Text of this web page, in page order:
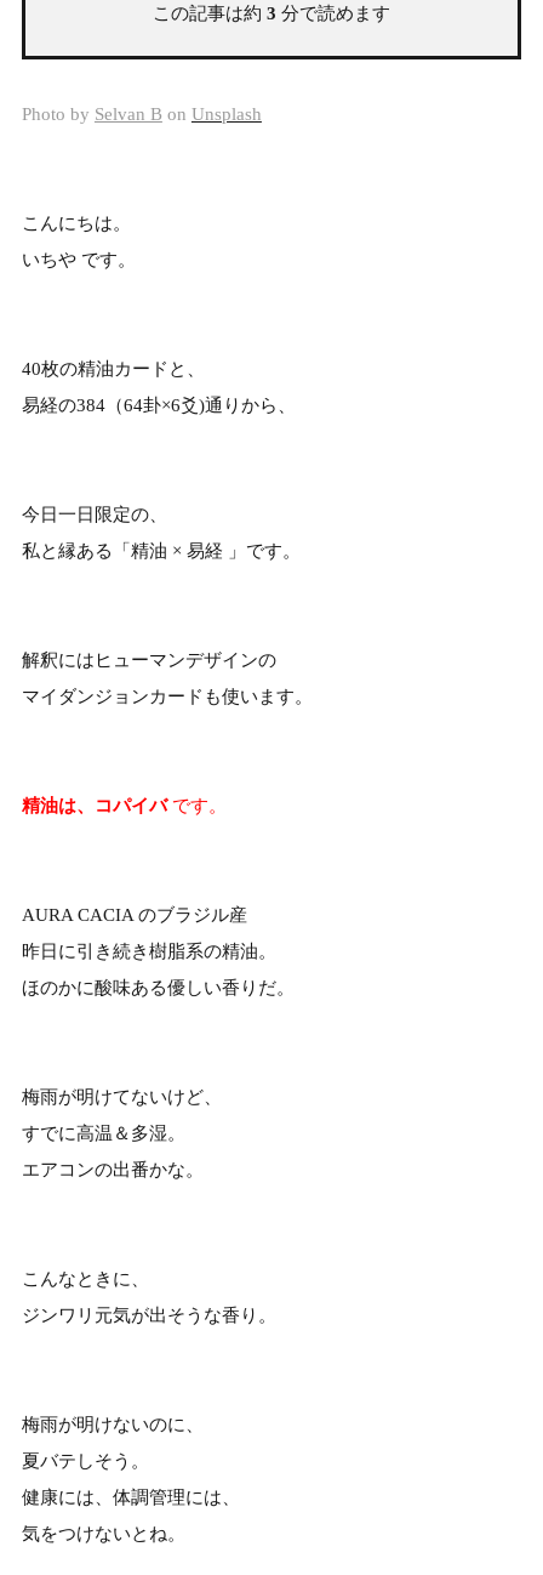
この記事は約 3 分で読めます
Photo by Selvan B on Unsplash
こんにちは。
いちや です。
40枚の精油カードと、
易経の384（64卦×6爻)通りから、
今日一日限定の、
私と縁ある「精油 × 易経 」です。
解釈にはヒューマンデザインの
マイダンジョンカードも使います。
精油は、コパイバです。
AURA CACIA のブラジル産
昨日に引き続き樹脂系の精油。
ほのかに酸味ある優しい香りだ。
梅雨が明けてないけど、
すでに高温＆多湿。
エアコンの出番かな。
こんなときに、
ジンワリ元気が出そうな香り。
梅雨が明けないのに、
夏バテしそう。
健康には、体調管理には、
気をつけないとね。